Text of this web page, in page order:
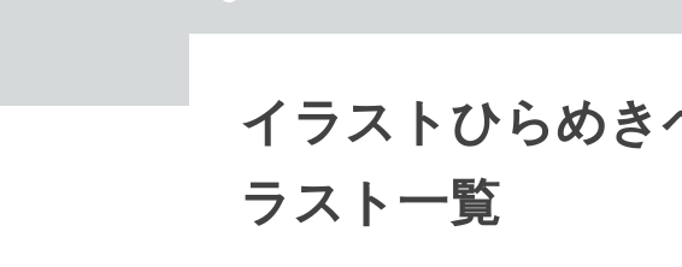
イラストひらめ
ラスト一覧